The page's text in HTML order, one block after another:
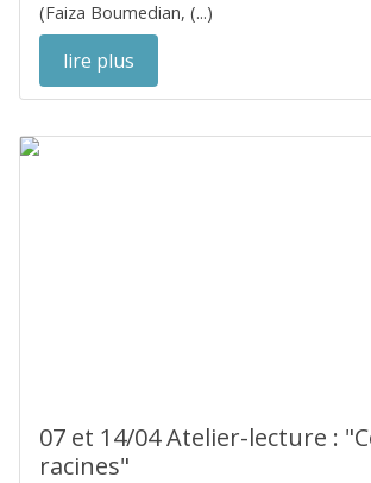
(Faiza Boumedian, (...)
lire plus
07 et 14/04 Atelier-lecture :
racines"